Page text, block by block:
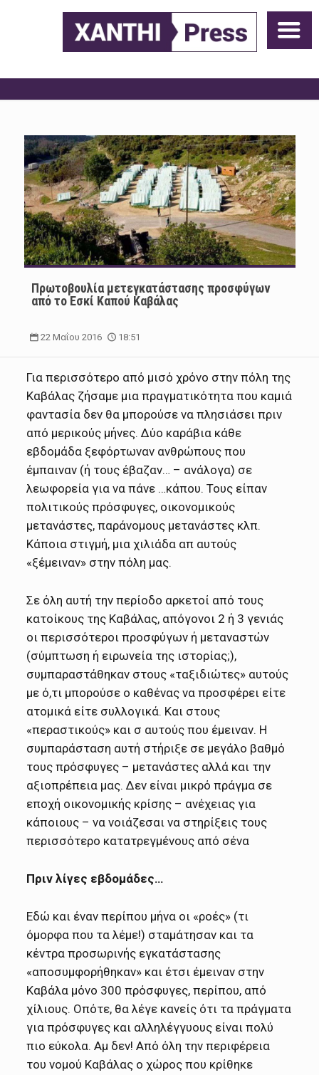
Πρωτοβουλία μετεγκατάστασης προσφύγων
από το Εσκί Καπού Καβάλας
22 Μαΐου 2016 18:51
Για περισσότερο από μισό χρόνο στην πόλη της
Καβάλας ζήσαμε μια πραγματικότητα που καμιά
φαντασία δεν θα μπορούσε να πλησιάσει πριν
από μερικούς μήνες. Δύο καράβια κάθε
εβδομάδα ξεφόρτωναν ανθρώπους που
έμπαιναν (ή τους έβαζαν… – ανάλογα) σε
λεωφορεία για να πάνε …κάπου. Τους είπαν
πολιτικούς πρόσφυγες, οικονομικούς
μετανάστες, παράνομους μετανάστες κλπ.
Κάποια στιγμή, μια χιλιάδα απ αυτούς
«ξέμειναν» στην πόλη μας.
Σε όλη αυτή την περίοδο αρκετοί από τους
κατοίκους της Καβάλας, απόγονοι 2 ή 3 γενιάς
οι περισσότεροι προσφύγων ή μεταναστών
(σύμπτωση ή ειρωνεία της ιστορίας;),
συμπαραστάθηκαν στους «ταξιδιώτες» αυτούς
με ό,τι μπορούσε ο καθένας να προσφέρει είτε
ατομικά είτε συλλογικά. Και στους
«περαστικούς» και σ αυτούς που έμειναν. Η
συμπαράσταση αυτή στήριξε σε μεγάλο βαθμό
τους πρόσφυγες – μετανάστες αλλά και την
αξιοπρέπεια μας. Δεν είναι μικρό πράγμα σε
εποχή οικονομικής κρίσης – ανέχειας για
κάποιους – να νοιάζεσαι να στηρίξεις τους
περισσότερο κατατρεγμένους από σένα
Πριν λίγες εβδομάδες…
Εδώ και έναν περίπου μήνα οι «ροές» (τι
όμορφα που τα λέμε!) σταμάτησαν και τα
κέντρα προσωρινής εγκατάστασης
«αποσυμφορήθηκαν» και έτσι έμειναν στην
Καβάλα μόνο 300 πρόσφυγες, περίπου, από
χίλιους. Οπότε, θα λέγε κανείς ότι τα πράγματα
για πρόσφυγες και αλληλέγγυους είναι πολύ
πιο εύκολα. Αμ δεν! Από όλη την περιφέρεια
του νομού Καβάλας ο χώρος που κρίθηκε